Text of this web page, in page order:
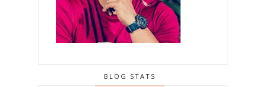
BLOG STATS